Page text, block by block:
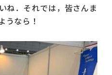
ね．それでは，皆さんま
うなら！